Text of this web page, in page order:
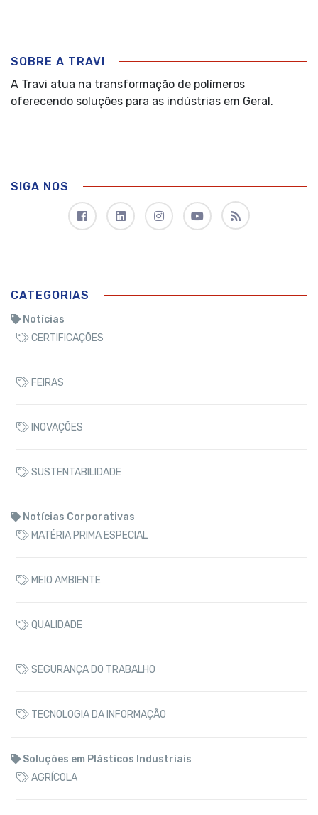
SOBRE A TRAVI
A Travi atua na transformação de polímeros
oferecendo soluções para as indústrias em Geral.
SIGA NOS
CATEGORIAS
Notícias
CERTIFICAÇÕES
FEIRAS
INOVAÇÕES
SUSTENTABILIDADE
Notícias Corporativas
MATÉRIA PRIMA ESPECIAL
MEIO AMBIENTE
QUALIDADE
SEGURANÇA DO TRABALHO
TECNOLOGIA DA INFORMAÇÃO
Soluções em Plásticos Industriais
AGRÍCOLA